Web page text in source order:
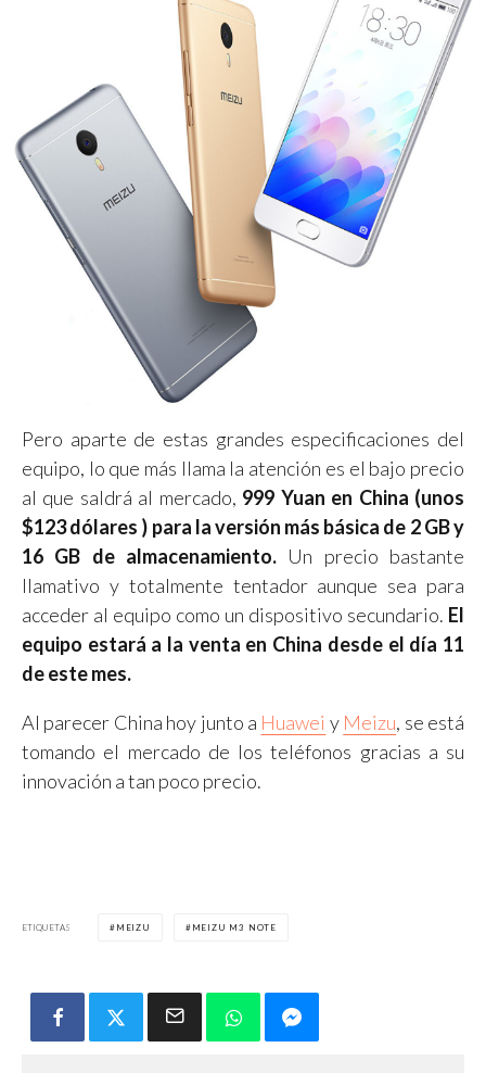
Pero aparte de estas grandes especificaciones del
equipo, lo que más llama la atención es el bajo precio
al que saldrá al mercado, 999 Yuan en China (unos
$123 dólares ) para la versión más básica de 2 GB y
16 GB de almacenamiento. Un precio bastante
llamativo y totalmente tentador aunque sea para
acceder al equipo como un dispositivo secundario. El
equipo estará a la venta en China desde el día 11
de este mes.
Al parecer China hoy junto a Huawei y Meizu, se está
tomando el mercado de los teléfonos gracias a su
innovación a tan poco precio.
ETIQUETAS MEIZU MEIZU M3 NOTE